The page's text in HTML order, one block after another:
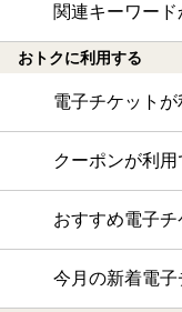
関連キーワード
おトクに利用する
電子チケット
クーポンが利
おすすめ電子
今月の新着電